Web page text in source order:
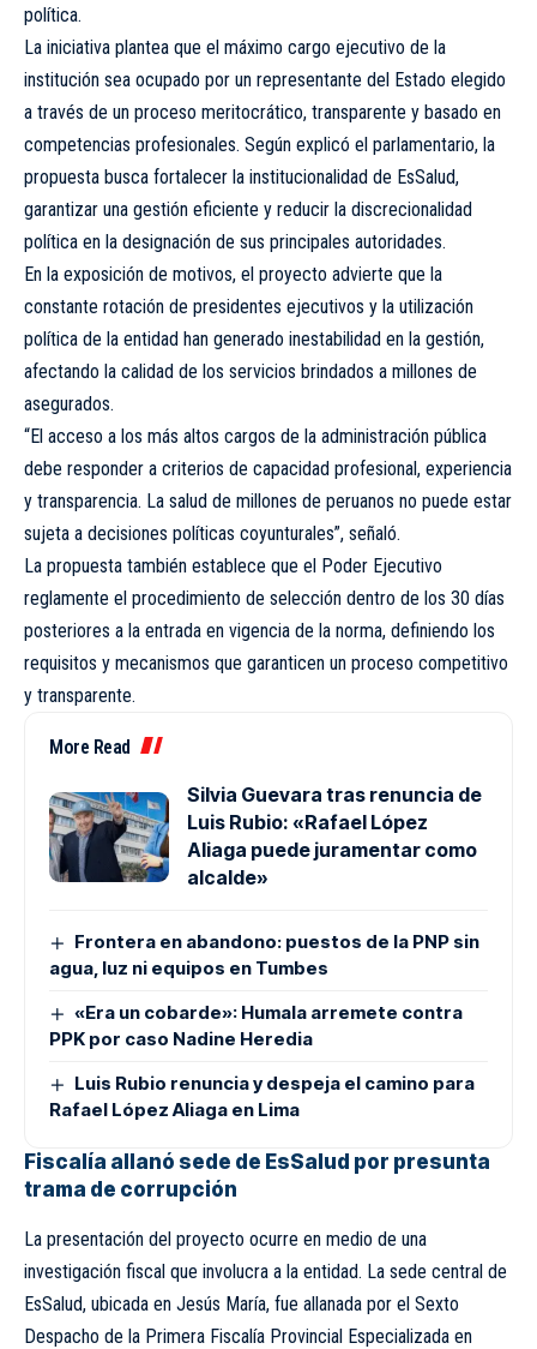
política.
La iniciativa plantea que el máximo cargo ejecutivo de la
institución sea ocupado por un representante del Estado elegido
a través de un proceso meritocrático, transparente y basado en
competencias profesionales. Según explicó el parlamentario, la
propuesta busca fortalecer la institucionalidad de EsSalud,
garantizar una gestión eficiente y reducir la discrecionalidad
política en la designación de sus principales autoridades.
En la exposición de motivos, el proyecto advierte que la
constante rotación de presidentes ejecutivos y la utilización
política de la entidad han generado inestabilidad en la gestión,
afectando la calidad de los servicios brindados a millones de
asegurados.
“El acceso a los más altos cargos de la administración pública
debe responder a criterios de capacidad profesional, experiencia
y transparencia. La salud de millones de peruanos no puede estar
sujeta a decisiones políticas coyunturales”, señaló.
La propuesta también establece que el Poder Ejecutivo
reglamente el procedimiento de selección dentro de los 30 días
posteriores a la entrada en vigencia de la norma, definiendo los
requisitos y mecanismos que garanticen un proceso competitivo
y transparente.
More Read
Silvia Guevara tras renuncia de
Luis Rubio: «Rafael López
Aliaga puede juramentar como
alcalde»
Frontera en abandono: puestos de la PNP sin
agua, luz ni equipos en Tumbes
«Era un cobarde»: Humala arremete contra
PPK por caso Nadine Heredia
Luis Rubio renuncia y despeja el camino para
Rafael López Aliaga en Lima
Fiscalía allanó sede de EsSalud por presunta
trama de corrupción
La presentación del proyecto ocurre en medio de una
investigación fiscal que involucra a la entidad. La sede central de
EsSalud, ubicada en Jesús María, fue allanada por el Sexto
Despacho de la Primera Fiscalía Provincial Especializada en